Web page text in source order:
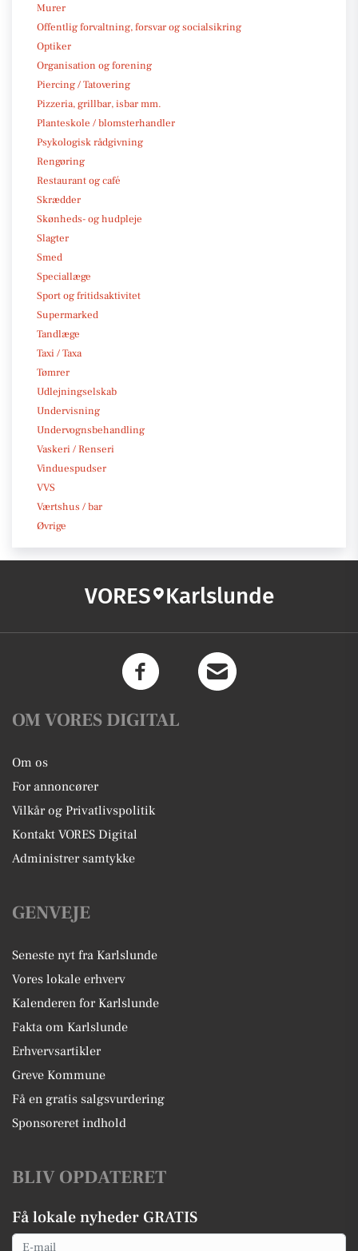
Murer
Offentlig forvaltning, forsvar og socialsikring
Optiker
Organisation og forening
Piercing / Tatovering
Pizzeria, grillbar, isbar mm.
Planteskole / blomsterhandler
Psykologisk rådgivning
Rengøring
Restaurant og café
Skrædder
Skønheds- og hudpleje
Slagter
Smed
Speciallæge
Sport og fritidsaktivitet
Supermarked
Tandlæge
Taxi / Taxa
Tømrer
Udlejningselskab
Undervisning
Undervognsbehandling
Vaskeri / Renseri
Vinduespudser
VVS
Værtshus / bar
Øvrige
VORES Karlslunde
OM VORES DIGITAL
Om os
For annoncører
Vilkår og Privatlivspolitik
Kontakt VORES Digital
Administrer samtykke
GENVEJE
Seneste nyt fra Karlslunde
Vores lokale erhverv
Kalenderen for Karlslunde
Fakta om Karlslunde
Erhvervsartikler
Greve Kommune
Få en gratis salgsvurdering
Sponsoreret indhold
BLIV OPDATERET
Få lokale nyheder GRATIS
Email